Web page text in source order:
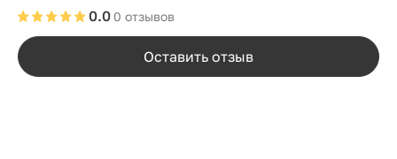
0 отзывов
0.0
Оставить отзыв